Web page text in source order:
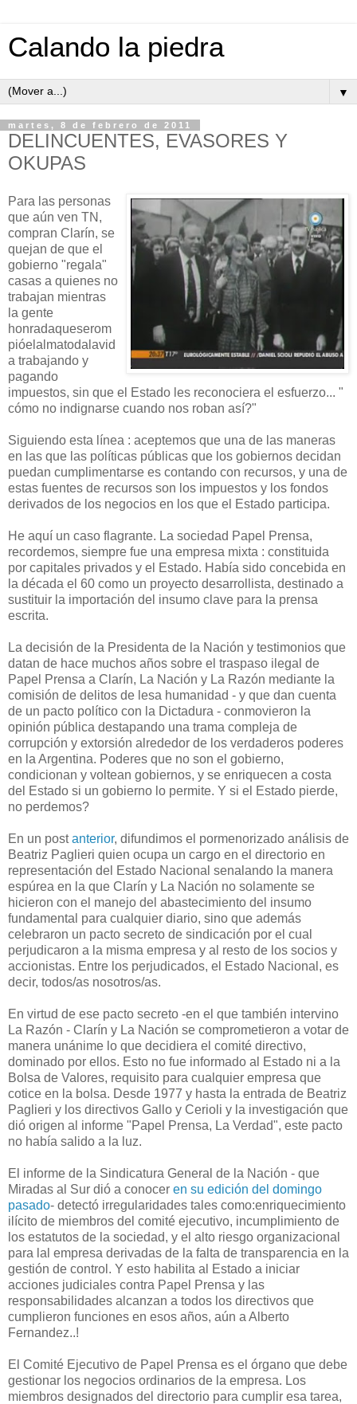
Calando la piedra
▼
martes, 8 de febrero de 2011
DELINCUENTES, EVASORES Y
OKUPAS
Para las personas
que aún ven TN,
compran Clarín, se
quejan de que el
gobierno "regala"
casas a quienes no
trabajan mientras
la gente
honradaqueserom
pióelalmatodalavid
a trabajando y
pagando
impuestos, sin que el Estado les reconociera el esfuerzo... "
cómo no indignarse cuando nos roban así?"
Siguiendo esta línea : aceptemos que una de las maneras
en las que las políticas públicas que los gobiernos decidan
puedan cumplimentarse es contando con recursos, y una de
estas fuentes de recursos son los impuestos y los fondos
derivados de los negocios en los que el Estado participa.
He aquí un caso flagrante. La sociedad Papel Prensa,
recordemos, siempre fue una empresa mixta : constituida
por capitales privados y el Estado. Había sido concebida en
la década el 60 como un proyecto desarrollista, destinado a
sustituir la importación del insumo clave para la prensa
escrita.
La decisión de la Presidenta de la Nación y testimonios que
datan de hace muchos años sobre el traspaso ilegal de
Papel Prensa a Clarín, La Nación y La Razón mediante la
comisión de delitos de lesa humanidad - y que dan cuenta
de un pacto político con la Dictadura - conmovieron la
opinión pública destapando una trama compleja de
corrupción y extorsión alrededor de los verdaderos poderes
en la Argentina. Poderes que no son el gobierno,
condicionan y voltean gobiernos, y se enriquecen a costa
del Estado si un gobierno lo permite. Y si el Estado pierde,
no perdemos?
En un postanterior, difundimos el pormenorizado análisis de
Beatriz Paglieri quien ocupa un cargo en el directorio en
representación del Estado Nacional senalando la manera
espúrea en la que Clarín y La Nación no solamente se
hicieron con el manejo del abastecimiento del insumo
fundamental para cualquier diario, sino que además
celebraron un pacto secreto de sindicación por el cual
perjudicaron a la misma empresa y al resto de los socios y
accionistas. Entre los perjudicados, el Estado Nacional, es
decir, todos/as nosotros/as.
En virtud de ese pacto secreto -en el que también intervino
La Razón - Clarín y La Nación se comprometieron a votar de
manera unánime lo que decidiera el comité directivo,
dominado por ellos. Esto no fue informado al Estado ni a la
Bolsa de Valores, requisito para cualquier empresa que
cotice en la bolsa. Desde 1977 y hasta la entrada de Beatriz
Paglieri y los directivos Gallo y Cerioli y la investigación que
dió origen al informe "Papel Prensa, La Verdad", este pacto
no había salido a la luz.
El informe de la Sindicatura General de la Nación - que
Miradas al Sur dió a conocer en su edición del domingo
pasado- detectó irregularidades tales como:enriquecimiento
ilícito de miembros del comité ejecutivo, incumplimiento de
los estatutos de la sociedad, y el alto riesgo organizacional
para lal empresa derivadas de la falta de transparencia en la
gestión de control. Y esto habilita al Estado a iniciar
acciones judiciales contra Papel Prensa y las
responsabilidades alcanzan a todos los directivos que
cumplieron funciones en esos años, aún a Alberto
Fernandez..!
El Comité Ejecutivo de Papel Prensa es el órgano que debe
gestionar los negocios ordinarios de la empresa. Los
miembros designados del directorio para cumplir esa tarea,